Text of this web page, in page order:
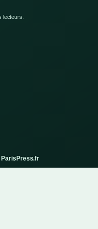
lecteurs.
ParisPress.fr